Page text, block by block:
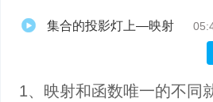
集合的投影灯上—映射
1、映射和函数唯一的不同